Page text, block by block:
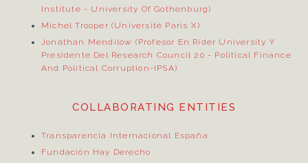
Institute - University Of Gothenburg)
Michel Trooper (Université Paris X)
Jonathan Mendilow (Profesor En Rider University Y
Presidente Del Research Council 20 - Political Finance
And Political Corruption-IPSA)
COLLABORATING ENTITIES
Transparencia Internacional España
Fundación Hay Derecho